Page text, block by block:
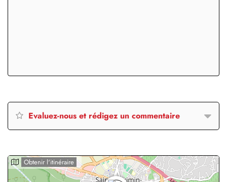
Evaluez-nous et rédigez un commentaire
Obtenir l'itinéraire